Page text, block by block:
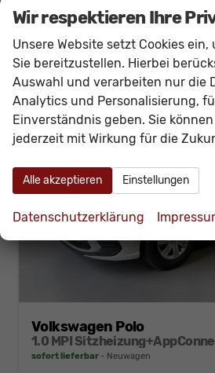
CO2-Emissionen:121,00 g/km
Volkswagen Polo
sofort lieferbar Neuwagen
Wir respektieren Ihre
Unsere Website setzt Cookies
Sie bereitzustellen. Hierbei
Auswahl und verarbeiten nur die
Analytics und Personalisierung,
Einverständnis geben. Sie
jederzeit mit Wirkung für die
Alle akzeptieren Einstellungen
Datenschutzerklärung